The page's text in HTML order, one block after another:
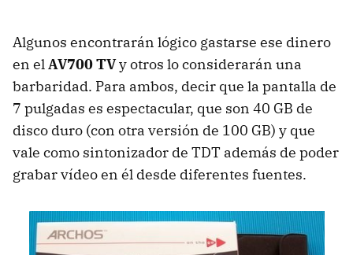
Algunos encontrarán lógico gastarse ese dinero
en elAV700 TVy otros lo considerarán una
barbaridad. Para ambos, decir que la pantalla de
7 pulgadas es espectacular, que son 40 GB de
disco duro (con otra versión de 100 GB) y que
vale como sintonizador de TDT además de poder
grabar vídeo en él desde diferentes fuentes.